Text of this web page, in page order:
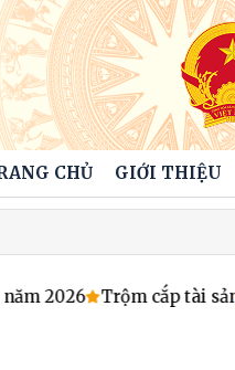
CHỦ GIỚI THIỆU
2026 Trộm cắp tài sản